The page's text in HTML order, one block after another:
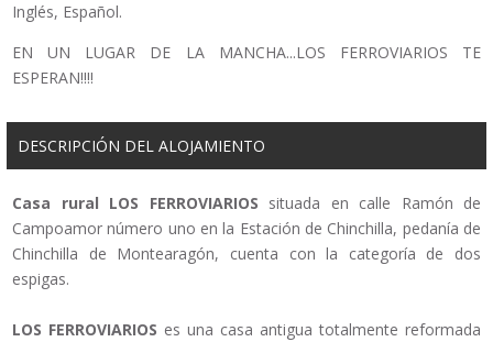
Inglés, Español.
EN UN LUGAR DE LA MANCHA...LOS FERROVIARIOS TE
ESPERAN!!!!
DESCRIPCIÓN DEL ALOJAMIENTO
Casa rural LOS FERROVIARIOS situada en calle Ramón de
Campoamor número uno en la Estación de Chinchilla, pedanía de
Chinchilla de Montearagón, cuenta con la categoría de dos
espigas.
LOS FERROVIARIOS es una casa antigua totalmente reformada